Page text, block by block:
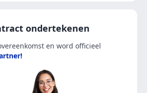
ondertekenen
en word officieel